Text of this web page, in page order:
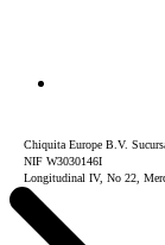
Chiquita Europe B.V.
NIF W3030146I
Longitudinal IV, No 22,